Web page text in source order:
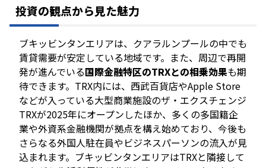
投資の観点から見た魅力
ブキッビンタンエリアは、クアラルンプールの中でも
賃貸需要が安定している地域です。また、周辺で再開
発が進んでいる国際金融特区のTRXとの相乗効果も期
待できます。TRX内には、西武百貨店やApple Store
などが入っている大型商業施設のザ・エクスチェンジ
TRXが2025年にオープンしたほか、多くの多国籍企
業や外資系金融機関が拠点を構え始めており、今後も
さらなる外国人駐在員やビジネスパーソンの流入が見
込まれます。ブキッビンタンエリアはTRXと隣接して